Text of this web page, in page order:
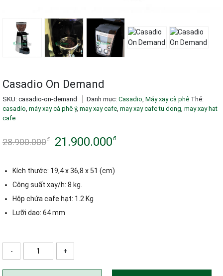
Casadio On Demand
SKU: casadio-on-demand Danh mục: Casadio Máy xay cà phê Thẻ:
casadio máy xay cà phê ý, may xay cafe may xay cafe tu dong may xay hat
cafe
28.900.000đ
Giá
gốc
là:
28.900.000đ.
21.900.000đ
Giá
hiện
tại
là:
Kích thước: 19,4 x 36,8 x 51 (cm)
Công suất xay/h: 8 kg.
Hộp chứa cafe hạt: 1.2 Kg
Lưỡi dao: 64 mm
- +